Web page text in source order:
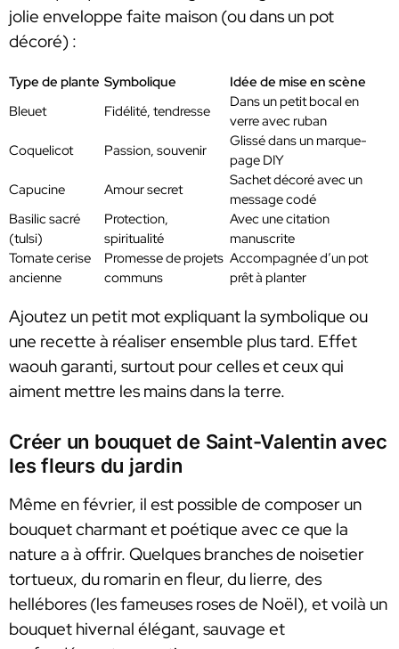
jolie enveloppe faite maison (ou dans un pot
décoré) :
Type de plante Symbolique
Idée de mise en scène
Bleuet
Fidélité, tendresse
Dans un petit bocal en
verre avec ruban
Coquelicot
Passion, souvenir
Glissé dans un marque-
page DIY
Capucine
Amour secret
Sachet décoré avec un
message codé
Basilic sacré
(tulsi)
Protection,
spiritualité
Avec une citation
manuscrite
Tomate cerise
ancienne
Promesse de projets
communs
Accompagnée d’un pot
prêt à planter
Ajoutez un petit mot expliquant la symbolique ou
une recette à réaliser ensemble plus tard. Effet
waouh garanti, surtout pour celles et ceux qui
aiment mettre les mains dans la terre.
Créer un bouquet de Saint-Valentin avec
les fleurs du jardin
Même en février, il est possible de composer un
bouquet charmant et poétique avec ce que la
nature a à offrir. Quelques branches de noisetier
tortueux, du romarin en fleur, du lierre, des
hellébores (les fameuses roses de Noël), et voilà un
bouquet hivernal élégant, sauvage et